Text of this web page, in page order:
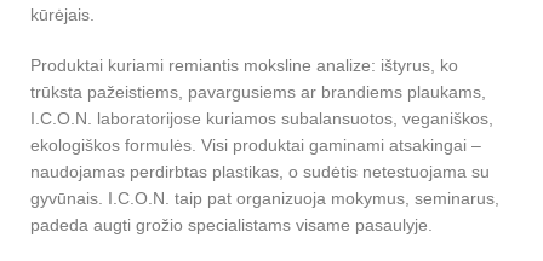
kūrėjais.
Produktai kuriami remiantis moksline analize: ištyrus, ko
trūksta pažeistiems, pavargusiems ar brandiems plaukams,
I.C.O.N. laboratorijose kuriamos subalansuotos, veganiškos,
ekologiškos formulės. Visi produktai gaminami atsakingai –
naudojamas perdirbtas plastikas, o sudėtis netestuojama su
gyvūnais. I.C.O.N. taip pat organizuoja mokymus, seminarus,
padeda augti grožio specialistams visame pasaulyje.